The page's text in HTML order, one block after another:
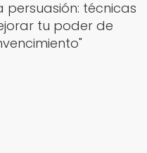
persuasión: técnicas
tu poder de